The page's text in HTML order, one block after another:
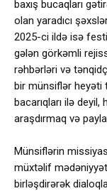
baxış bucaqları
olan yaradıcı
2025-ci ildə isə
gələn görkəmli
rəhbərləri və
bir münsiflər heyəti
bacarıqları ilə
araşdırmaq və
Münsiflərin
müxtəlif
birləşdirərək